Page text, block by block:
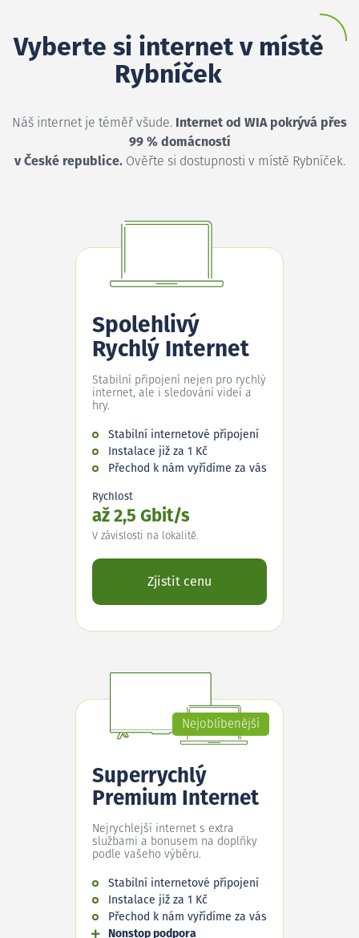
Vyberte si internet v místě
Rybníček
Náš internet je téměř všude. Internet od WIA pokrývá přes
99 % domácností
v České republice.Ověřte si dostupnosti v místě Rybníček.
Spolehlivý
Rychlý Internet
Stabilní připojení nejen pro rychlý
internet, ale i sledování videí a
hry.
Stabilní internetové připojení
Instalace již za 1 Kč
Přechod k nám vyřídíme za vás
Rychlost
až 2,5 Gbit/s
V závislosti na lokalitě.
Zjistit cenu
Nejoblíbenější
Superrychlý
Premium Internet
Nejrychlejší internet s extra
službami a bonusem na doplňky
podle vašeho výběru.
Stabilní internetové připojení
Instalace již za 1 Kč
Přechod k nám vyřídíme za vás
Nonstop podpora